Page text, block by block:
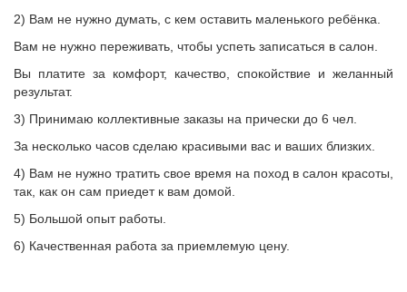
2) Вам не нужно думать, с кем оставить маленького ребёнка.
Вам не нужно переживать, чтобы успеть записаться в салон.
Вы платите за комфорт, качество, спокойствие и желанный
результат.
3) Принимаю коллективные заказы на прически до 6 чел.
За несколько часов сделаю красивыми вас и ваших близких.
4) Вам не нужно тратить свое время на поход в салон красоты,
так, как он сам приедет к вам домой.
5) Большой опыт работы.
6) Качественная работа за приемлемую цену.